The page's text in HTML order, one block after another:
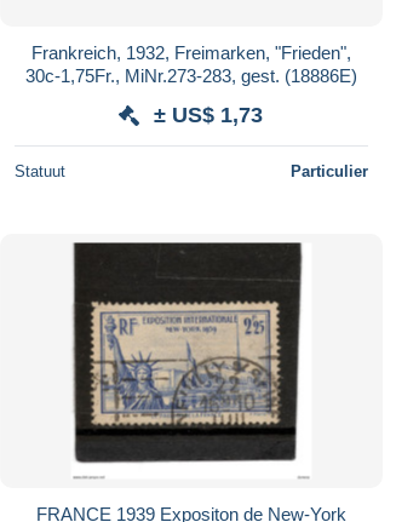
Frankreich, 1932, Freimarken, "Frieden",
30c-1,75Fr., MiNr.273-283, gest. (18886E)
± US$ 1,73
Statuut Particulier
FRANCE 1939 Expositon de New-York